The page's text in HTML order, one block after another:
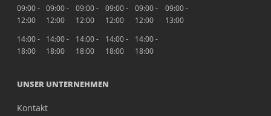
09:00 -
12:00
09:00 -
12:00
09:00 -
12:00
09:00 -
12:00
09:00 -
12:00
09:00 -
13:00
14:00 -
18:00
14:00 -
18:00
14:00 -
18:00
14:00 -
18:00
14:00 -
18:00
UNSER UNTERNEHMEN
Kontakt